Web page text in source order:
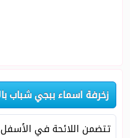
زخرفة اسماء ببجي شباب
تتضمن اللائحة في